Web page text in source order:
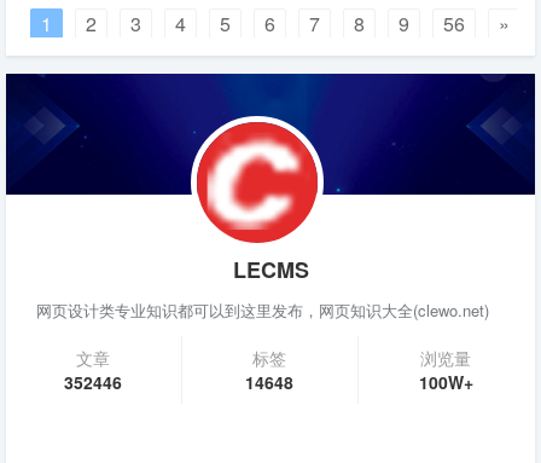
1 2 3 4 5 6 7 8 9 56 »
LECMS
网页设计类专业知识都可以到这里发布，网页知识大全(clewo.net)
文章
352446
标签
14648
浏览量
100W+